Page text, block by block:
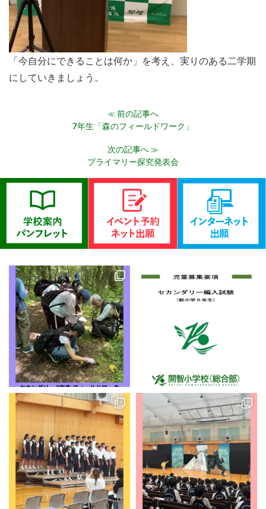
「今自分にできることは何か」を考え、実りのある二学期
にしていきましょう。
≪前の記事へ
7年生「森のフィールドワーク」
次の記事へ≫
プライマリー探究発表会